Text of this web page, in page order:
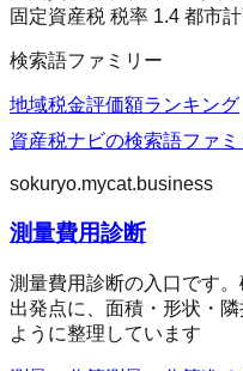
固定資産税 税率 1.4 都市
検索語ファミリー
地域税金評価額ランキング
資産税ナビの検索語ファミ
sokuryo.mycat.business
測量費用診断
測量費用診断の入口です
出発点に、面積・形状・
ように整理しています